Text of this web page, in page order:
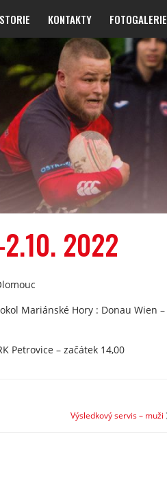
KONTAKTY FOTOGALERIE
2022
Mariánské Hory : Donau Wien –
Petrovice – začátek 14,00
Výsledkový servis – muži